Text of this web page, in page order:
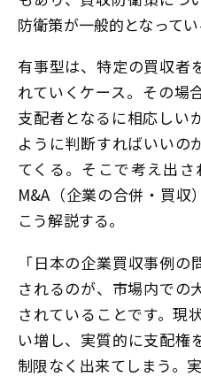
防衛策が一般的となってい
有事型は、特定の買収者
れていくケース。その場
支配者となるに相応しい
ように判断すればいいの
てくる。そこで考え出さ
M&A（企業の合併・買収
こう解説する。
「日本の企業買収事例
されるのが、市場内での
されていることです。現
い増し、実質的に支配権
制限なく出来てしまう。